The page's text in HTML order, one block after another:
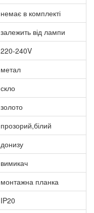
немає в комплекті
залежить від лампи
220-240V
метал
скло
золото
прозорий,білий
донизу
вимикач
монтажна планка
IP20